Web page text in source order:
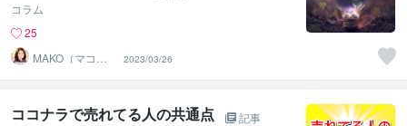
コラム
25
MAKO（マコ）
占い♡心寄り添
うヒーラー
2023/03/26
ココナラで売れてる人の共通点
記事